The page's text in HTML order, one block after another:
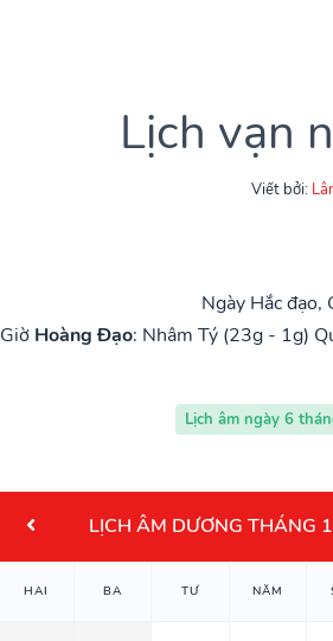
Lịch vạn
Viết bởi:
Ngày Hắc
Giờ Hoàng Đạo: Nhâm Tý (23g - 1g)
Lịch âm ngày 6
LỊCH ÂM DƯƠNG THÁNG
HAI BA TƯ NĂM